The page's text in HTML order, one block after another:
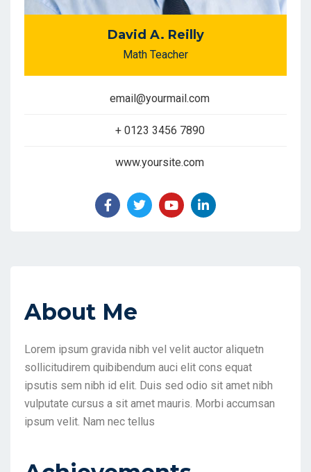
David A. Reilly
Math Teacher
email@yourmail.com
+ 0123 3456 7890
www.yoursite.com
About Me
Lorem ipsum gravida nibh vel velit auctor aliquetn
sollicitudirem quibibendum auci elit cons equat
ipsutis sem nibh id elit. Duis sed odio sit amet nibh
vulputate cursus a sit amet mauris. Morbi accumsan
ipsum velit. Nam nec tellus